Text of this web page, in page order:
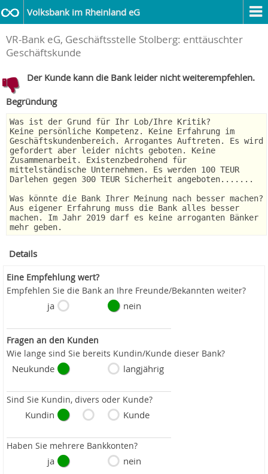
Volksbank im Rheinland eG
VR-Bank eG, Geschäftsstelle Stolberg: enttäuschter
Geschäftskunde
Der Kunde kann die Bank leider nicht weiterempfehlen.
Begründung
Was ist der Grund für Ihr Lob/Ihre Kritik?
Keine persönliche Kompetenz. Keine Erfahrung im
Geschäftskundenbereich. Arrogantes Auftreten. Es wird
gefordert aber leider nichts geboten. Keine
Zusammenarbeit. Existenzbedrohend für
mittelständische Unternehmen. Es werden 100 TEUR
Darlehen gegen 300 TEUR Sicherheit angeboten.......
Was könnte die Bank Ihrer Meinung nach besser machen?
Aus eigener Erfahrung muss die Bank alles besser
machen. Im Jahr 2019 darf es keine arroganten Bänker
mehr geben.
Details
Eine Empfehlung wert?
Empfehlen Sie die Bank an Ihre Freunde/Bekannten weiter?
ja nein
Fragen an den Kunden
Wie lange sind Sie bereits Kundin/Kunde dieser Bank?
Neukunde langjährig
Sind Sie Kundin, divers oder Kunde?
Kundin Kunde
Haben Sie mehrere Bankkonten?
ja nein